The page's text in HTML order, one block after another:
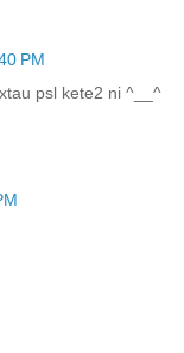
PM
psl kete2 ni ^__^